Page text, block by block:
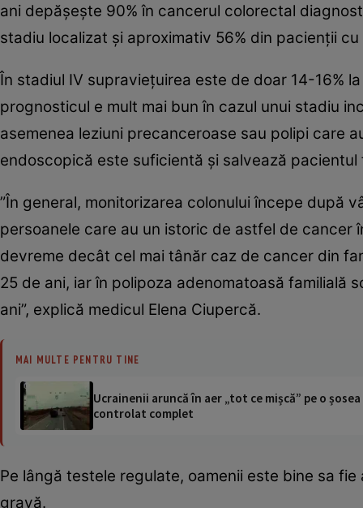
ani depăşeşte 90% în cancerul colorectal
stadiu localizat şi aproximativ 56% din pacienţii
În stadiul IV supravieţuirea este de doar 14-16%
prognosticul e mult mai bun în cazul unui stadiu
asemenea leziuni precanceroase sau polipi care
endoscopică este suficientă şi salvează
”În general, monitorizarea colonului începe după
persoanele care au un istoric de astfel de cancer
devreme decât cel mai tânăr caz de cancer din
25 de ani, iar în polipoza adenomatoasă familială
ani”, explică medicul Elena Ciupercă.
MAI MULTE PENTRU TINE
Ucrainenii aruncă în aer „tot ce mișcă” pe o
controlat complet
Pe lângă testele regulate, oamenii este bine sa
gravă.